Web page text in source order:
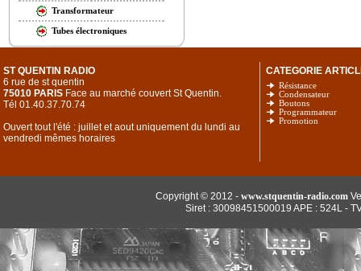
Transformateur
Tubes électroniques
ST QUENTIN RADIO
6 rue de st quentin
75010 PARIS Face au marché couvert St Quentin.
Tél 01.40.37.70.74
Ouvert tout l'été : juillet et aout uniquement du lundi au
vendredi mêmes horaires
CATEGORIE
Résistance
Condensateur
Boutons
Programmateur
Promotion
Copyright © 2012 - www.stquentin-radio.com
Siret : 30098451500019 APE : 524L -